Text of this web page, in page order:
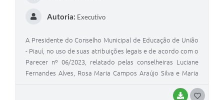
BAIXAR
Autoria: Executivo
A Presidente do Conselho Municipal de Educação de União
- Piauí, no uso de suas atribuições legais e de acordo com o
Parecer nº 06/2023, relatado pelas conselheiras Luciane
Fernandes Alves, Rosa Maria Campos Araújo Silva e Maria